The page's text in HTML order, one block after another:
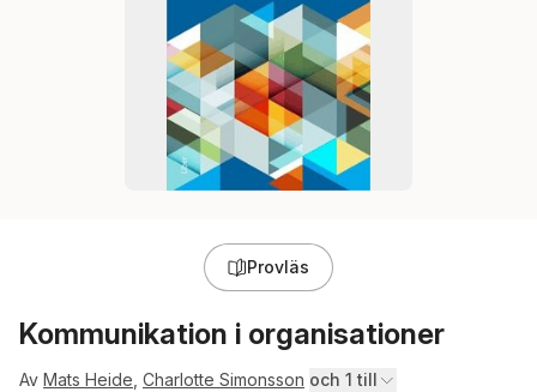
Provläs
Kommunikation i organisationer
Av Mats Heide Charlotte Simonsson och 1 till